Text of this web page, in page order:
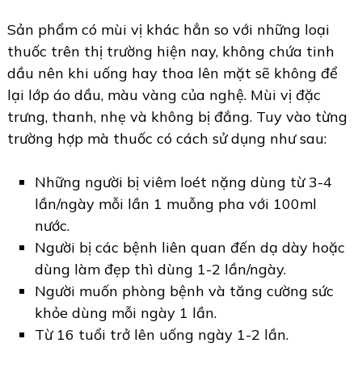
Sản phẩm có mùi vị khác hẳn so với những loại
thuốc trên thị trường hiện nay, không chứa tinh
dầu nên khi uống hay thoa lên mặt sẽ không để
lại lớp áo dầu, màu vàng của nghệ. Mùi vị đặc
trưng, thanh, nhẹ và không bị đắng. Tuy vào từng
trường hợp mà thuốc có cách sử dụng như sau:
Những người bị viêm loét nặng dùng từ 3-4
lần/ngày mỗi lần 1 muỗng pha với 100ml
nước.
Người bị các bệnh liên quan đến dạ dày hoặc
dùng làm đẹp thì dùng 1-2 lần/ngày.
Người muốn phòng bệnh và tăng cường sức
khỏe dùng mỗi ngày 1 lần.
Từ 16 tuổi trở lên uống ngày 1-2 lần.